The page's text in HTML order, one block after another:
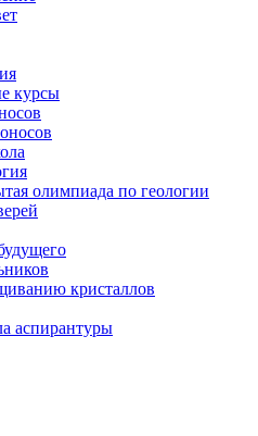
курсы
олимпиада по геологии
кристаллов
аспирантуры